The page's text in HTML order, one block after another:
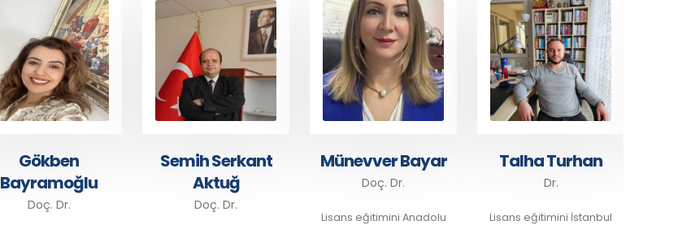
Gökben
Bayramoğlu
Doç. Dr.
Semih Serkant
Aktuğ
Doç. Dr.
Münevver Bayar
Doç. Dr.
Lisans eğitimini Anadolu
Talha Turhan
Dr.
Lisans eğitimini İstanbul